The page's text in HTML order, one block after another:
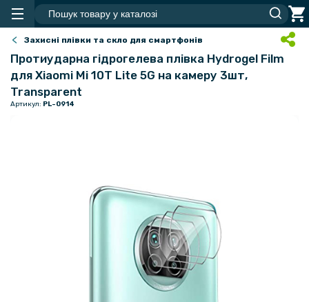
Захисні плівки та скло для смартфонів
Протиударна гідрогелева плівка Hydrogel Film
для Xiaomi Mi 10T Lite 5G на камеру 3шт,
Transparent
Артикул: PL-0914